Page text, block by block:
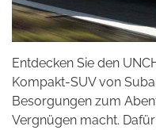
Entdecken Sie den
Kompakt-SUV von
Besorgungen zum
Vergnügen macht.